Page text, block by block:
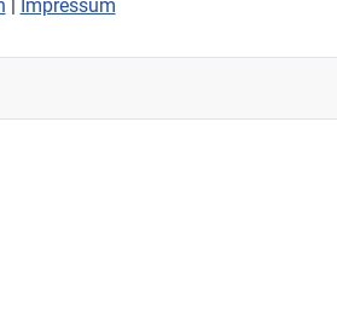
| Impressum